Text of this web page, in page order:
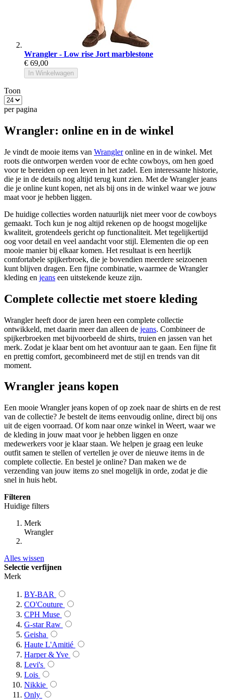
Wrangler - Low rise Jort marblestone
€ 69,00
In Winkelwagen
Toon
per pagina
Wrangler: online en in de winkel
Je vindt de mooie items van Wrangleronline en in de winkel. Met
roots die ontworpen werden voor de echte cowboys, om hen goed
voor te bereiden op een leven in het zadel. Een interessante historie,
die je in de details nog altijd terug kunt zien. Met de Wrangler jeans
die je online kunt kopen, net als bij ons in de winkel waar we jouw
maat voor je hebben liggen.
De huidige collecties worden natuurlijk niet meer voor de cowboys
gemaakt. Toch kun je nog altijd rekenen op de hoogst mogelijke
kwaliteit, grotendeels gericht op functionaliteit. Met tegelijkertijd
oog voor detail en veel aandacht voor stijl. Elementen die op een
mooie manier bij elkaar komen. Het resultaat is een heerlijk
comfortabele spijkerbroek, die je bovendien meerdere seizoenen
kunt blijven dragen. Een fijne combinatie, waarmee de Wrangler
kleding en jeans een uitstekende keuze zijn.
Complete collectie met stoere kleding
Wrangler heeft door de jaren heen een complete collectie
ontwikkeld, met daarin meer dan alleen de jeans. Combineer de
spijkerbroeken met bijvoorbeeld de shirts, truien en jassen van het
merk. Zodat je klaar bent om het avontuur aan te gaan. Een fijne fit
en prettig comfort, gecombineerd met de stijl en trends van dit
moment.
Wrangler jeans kopen
Een mooie Wrangler jeans kopen of op zoek naar de shirts en de rest
van de collectie? Je bestelt de items eenvoudig online, direct bij ons
uit de eigen voorraad. Of kom naar onze winkel in Weert, waar we
de kleding in jouw maat voor je hebben liggen en onze
medewerkers voor je klaar staan. We helpen je graag een leuke
outfit samen te stellen of vertellen je over de nieuwe items in de
complete collectie. En bestel je online? Dan maken we de
verzending van jouw items zo snel mogelijk in orde, zodat je die
snel in huis hebt.
Filteren
Huidige filters
Merk
Wrangler
Alles wissen
Selectie verfijnen
Merk
BY-BAR
CO'Couture
CPH Muse
G-star Raw
Geisha
Haute L'Amitié
Harper & Yve
Levi's
Lois
Nikkie
Only